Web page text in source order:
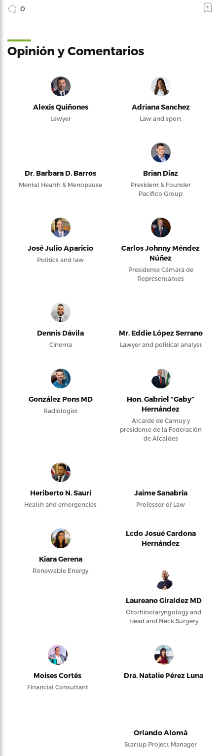
0
Opinión y Comentarios
Alexis Quiñones
Lawyer
Adriana Sanchez
Law and sport
Dr. Barbara D. Barros
Mental Health & Menopause
Brian Díaz
President & Founder
Pacifico Group
José Julio Aparicio
Politics and law
Carlos Johnny Méndez
Núñez
Presidente Cámara de
Representantes
Dennis Dávila
Cinema
Mr. Eddie López Serrano
Lawyer and political analyst
González Pons MD
Radiologist
Hon. Gabriel “Gaby”
Hernández
Alcalde de Camuy y
presidente de la Federación
de Alcaldes
Heriberto N. Saurí
Health and emergencies
Jaime Sanabria
Professor of Law
Kiara Gerena
Renewable Energy
Lcdo Josué Cardona
Hernández
Laureano Giraldez MD
Otorhinolaryngology and
Head and Neck Surgery
Moises Cortés
Financial Consultant
Dra. Natalie Pérez Luna
Orlando Alomá
Startup Project Manager